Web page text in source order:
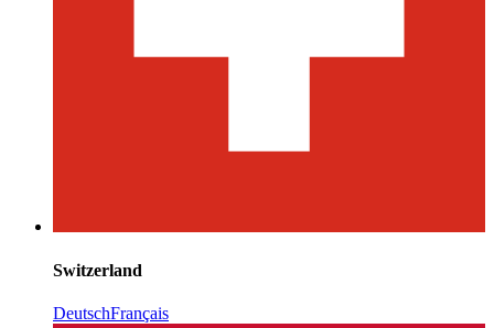
Switzerland
DeutschFrançais